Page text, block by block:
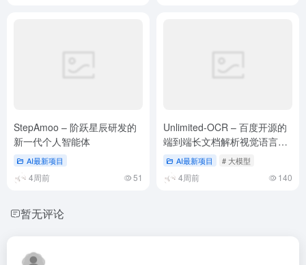
StepAmoo – 阶跃星辰研发的
新一代个人智能体
AI最新项目
4周前 51
Unlimited-OCR – 百度开源的
端到端长文档解析视觉语言模
型 AI最新项目 # 大模型
4周前 140
暂无评论